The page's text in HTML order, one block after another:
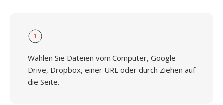
1
Wählen Sie Dateien vom Computer, Google
Drive, Dropbox, einer URL oder durch Ziehen auf
die Seite.